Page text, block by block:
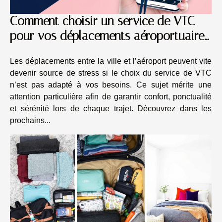
Comment choisir un service de VTC
pour vos déplacements aéroportuaires
Les déplacements entre la ville et l’aéroport peuvent vite
devenir source de stress si le choix du service de VTC
n’est pas adapté à vos besoins. Ce sujet mérite une
attention particulière afin de garantir confort, ponctualité
et sérénité lors de chaque trajet. Découvrez dans les
prochains...